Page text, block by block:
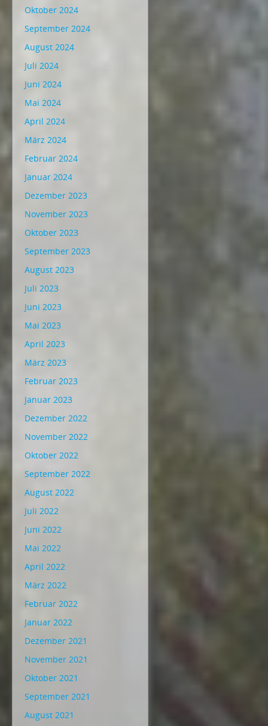
Oktober 2024
September 2024
August 2024
Juli 2024
Juni 2024
Mai 2024
April 2024
März 2024
Februar 2024
Januar 2024
Dezember 2023
November 2023
Oktober 2023
September 2023
August 2023
Juli 2023
Juni 2023
Mai 2023
April 2023
März 2023
Februar 2023
Januar 2023
Dezember 2022
November 2022
Oktober 2022
September 2022
August 2022
Juli 2022
Juni 2022
Mai 2022
April 2022
März 2022
Februar 2022
Januar 2022
Dezember 2021
November 2021
Oktober 2021
September 2021
August 2021